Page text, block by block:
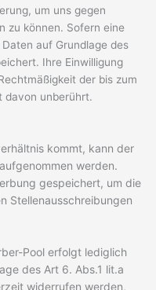
um uns gegen
zu können. Sofern eine
auf Grundlage des
Ihre Einwilligung
der bis zum
davon unberührt.
kommt, kann der
werden.
gespeichert, um die
Stellenausschreibungen
Pool erfolgt lediglich
des Art 6. Abs.1 lit.a
widerrufen werden,